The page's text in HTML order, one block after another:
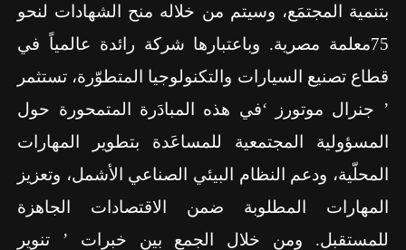
بتنمية المجتمَع، وسيتم من خلاله منح الشهادات لنحو
75معلمة مصرية. وباعتبارها شركة رائدة عالمياً في
قطاع تصنيع السيارات والتكنولوجيا المتطوّرة، تستثمر
’ جنرال موتورز ‘في هذه المبادَرة المتمحورة حول
المسؤولية المجتمعية للمساعَدة بتطوير المهارات
المحلّية، ودعم النظام البيئي الصناعي الأشمل، وتعزيز
المهارات المطلوبة ضمن الاقتصادات الجاهزة
للمستقبل. ومن خلال الجمع بين خبرات ’ تنوير